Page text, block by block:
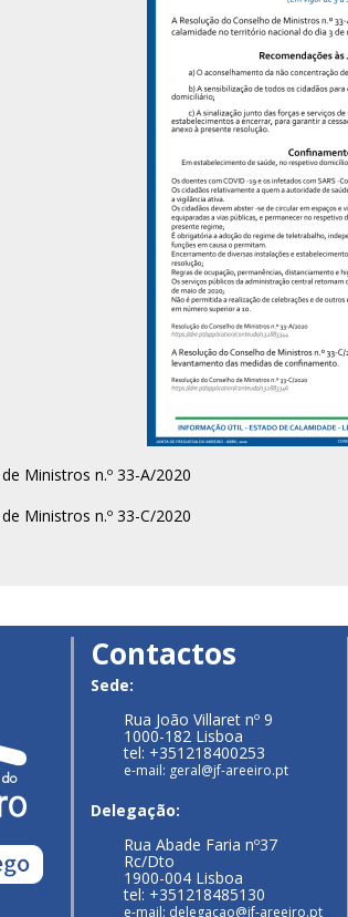
Ministros n.º 33-A/2020
Ministros n.º 33-C/2020
Contactos
Sede:
Rua João Villaret nº 9
1000-182 Lisboa
tel: +351218400253
e-mail: geral@jf-areeiro.pt
Delegação:
Rua Abade Faria nº37
Rc/Dto
1900-004 Lisboa
tel: +351218485130
e-mail: delegacao@jf-areeiro.pt